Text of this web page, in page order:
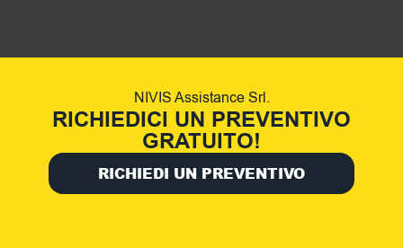
NIVIS Assistance Srl.
RICHIEDICI UN PREVENTIVO
GRATUITO!
RICHIEDI UN PREVENTIVO